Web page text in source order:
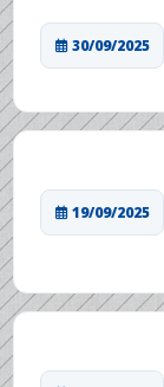
30/09/2025
19/09/2025